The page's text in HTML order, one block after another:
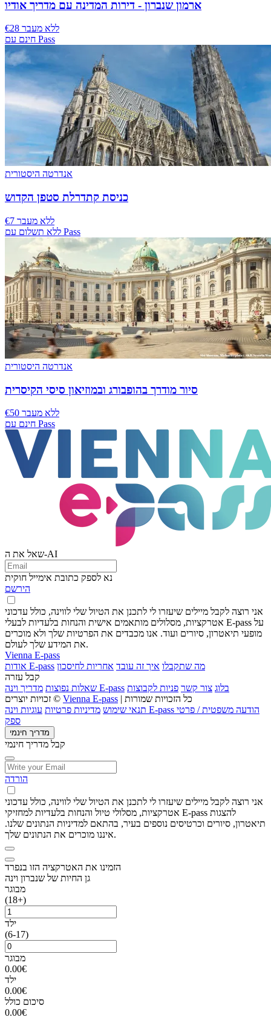
ארמון שנברון - דירות המדינה עם מדריך אודיו
€28 ללא מעבר
חינם עם Pass
אנדרטה היסטורית
כניסת קתדרלת סטפן הקדוש
€7 ללא מעבר
ללא תשלום עם Pass
אנדרטה היסטורית
סיור מודרך בהופבורג ובמוזיאון סיסי הקיסרית
€50 ללא מעבר
חינם עם Pass
שאל את ה-AI
נא לספק כתובת אימייל חוקית
הירשם
אני רוצה לקבל מיילים שיעזרו לי לתכנן את הטיול שלי לווינה, כולל עדכוני
אטרקציות, מסלולים מותאמים אישית והנחות בלעדיות לבעלי E-pass על
מופעי תיאטרון, סיורים ועוד. אנו מכבדים את הפרטיות שלך ולא מוכרים
את המידע שלך לעולם.
Vienna E-pass
אודות E-pass
מה שתקבלו איך זה עובד אחריות לחיסכון
קבל עזרה
שאלות נפוצות מדריך וינה E-pass בלוג צור קשר פניות לקבוצות
זכויות יוצרים © Vienna E-pass
| כל הזכויות שמורות
תנאי שימוש מדיניות פרטיות עוגיות וינה E-pass הודעה משפטית / פרטי
ספק
מדריך חינמי
קבל מדריך חינמי
הורדה
אני רוצה לקבל מיילים שיעזרו לי לתכנן את הטיול שלי לווינה, כולל עדכוני
אטרקציות, מסלולי טיול והנחות בלעדיות למחזיקי E-pass להצגות
תיאטרון, סיורים וכרטיסים נוספים בעיר, בהתאם למדיניות הנתונים שלנו.
איננו מוכרים את הנתונים שלך.
הזמינו את האטרקציה הזו בנפרד
גן החיות של שנברון וינה
מבוגר
(18+)
ילד
(6-17)
מבוגר
0.00€
ילד
0.00€
סיכום כולל
0.00€